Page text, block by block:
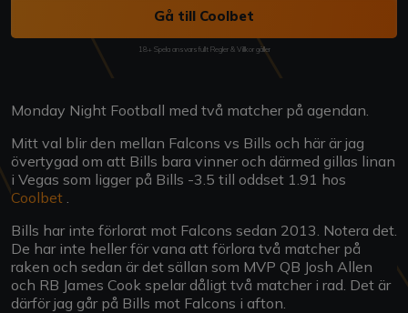
Gå till Coolbet
18+ Spela ansvarsfullt Regler & Villkor gäller
Monday Night Football med två matcher på agendan.
Mitt val blir den mellan Falcons vs Bills och här är jag
övertygad om att Bills bara vinner och därmed gillas linan
i Vegas som ligger på Bills -3.5 till oddset 1.91 hos
Coolbet
Bills har inte förlorat mot Falcons sedan 2013. Notera det.
De har inte heller för vana att förlora två matcher på
raken och sedan är det sällan som MVP QB Josh Allen
och RB James Cook spelar dåligt två matcher i rad. Det är
därför jag går på Bills mot Falcons i afton.